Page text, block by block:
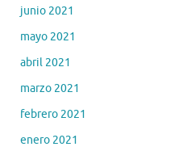
junio 2021
mayo 2021
abril 2021
marzo 2021
febrero 2021
enero 2021